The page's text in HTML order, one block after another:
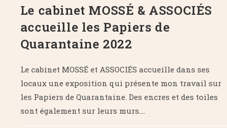
Le cabinet MOSSÉ & ASSOCIÉS
accueille les Papiers de
Quarantaine 2022
Le cabinet MOSSÉ et ASSOCIÉS accueille dans ses
locaux une exposition qui présente mon travail sur
les Papiers de Quarantaine. Des encres et des toiles
sont également sur leurs murs.…